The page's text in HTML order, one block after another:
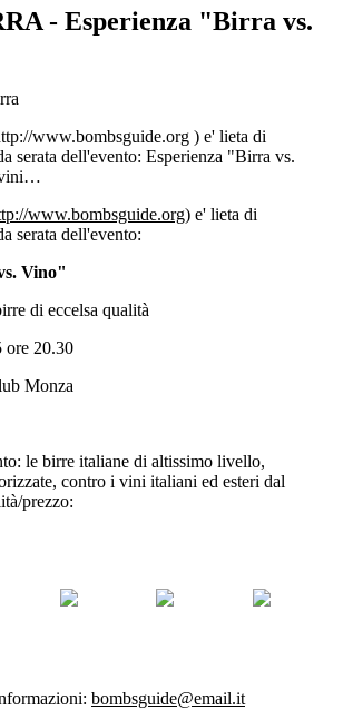
- Esperienza "Birra vs.
www.bombsguide.org ) e' lieta di
serata dell'evento: Esperienza "Birra vs.
vini…
www.bombsguide.org) e' lieta di
serata dell'evento:
Vino"
di eccelsa qualità
ore 20.30
Monza
le birre italiane di altissimo livello,
contro i vini italiani ed esteri dal
prezzo:
bombsguide@email.it